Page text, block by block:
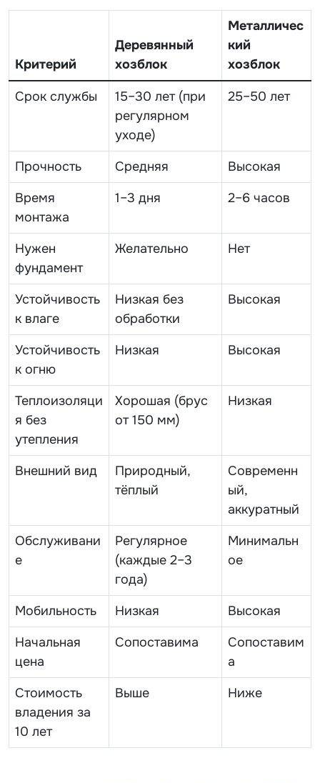
Критерий
Деревянный
хозблок
Металличес
кий
хозблок
Срок службы
15–30 лет (при
регулярном
уходе)
25–50 лет
Прочность Средняя
Высокая
Время
монтажа
1–3 дня 2–6 часов
Нужен
фундамент
Желательно Нет
Устойчивость
к влаге
Низкая без
обработки
Высокая
Устойчивость
к огню
Низкая Высокая
Теплоизоляци
я без
утепления
Хорошая (брус
от 150 мм)
Низкая
Внешний вид
Природный,
тёплый
Современн
ый,
аккуратный
Обслуживани
е
Регулярное
(каждые 2–3
года)
Минимальн
ое
Мобильность Низкая
Высокая
Начальная
цена
Сопоставима
Сопоставим
а
Стоимость
владения за
10 лет
Выше Ниже